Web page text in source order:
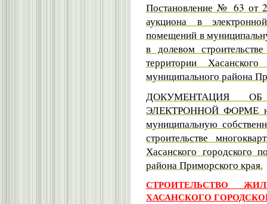
Постановление № 63 от
аукциона в
помещений в
в долевом
территории
муниципального района
ДОКУМЕНТАЦИЯ
ЭЛЕКТРОННОЙ ФОРМЕ
муниципальную
строительстве
Хасанского городского
района Приморского края.
СТРОИТЕЛЬСТВО
ХАСАНСКОГО